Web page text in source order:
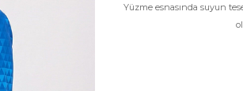
Yüzme esnasında suyun